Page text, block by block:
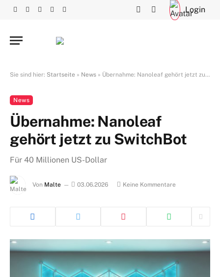
Facebook
X
RSSInstagram
YouTube Login
Sie sind hier: Startseite » News » Übernahme: Nanoleaf gehört jetzt zu SwitchBot
News
Übernahme: Nanoleaf
gehört jetzt zu SwitchBot
Für 40 Millionen US-Dollar
Von Malte 03.06.2026 Keine Kommentare